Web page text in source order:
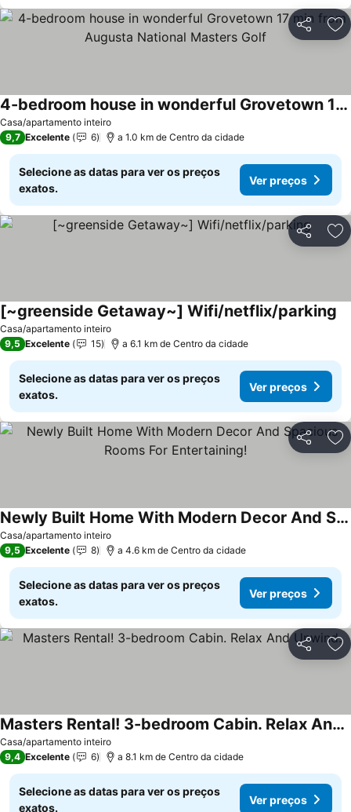
Partilhar
Casa/apartamento inteiro
4-bedroom house in wonderful Grovetown 17 min from Augusta National Masters Golf
9,7 Excelente 6 a 1.0 km de Centro da cidade
Selecione as datas para ver os preços
exatos.
Ver preços
Partilhar
Casa/apartamento inteiro
[~greenside Getaway~] Wifi/netflix/parking
9,5 Excelente 15 a 6.1 km de Centro da cidade
Selecione as datas para ver os preços
exatos.
Ver preços
Partilhar
Casa/apartamento inteiro
Newly Built Home With Modern Decor And Spacious Rooms For Entertaining!
9,5 Excelente 8 a 4.6 km de Centro da cidade
Selecione as datas para ver os preços
exatos.
Ver preços
Partilhar
Casa/apartamento inteiro
Masters Rental! 3-bedroom Cabin. Relax And Unwind.
9,4 Excelente 6 a 8.1 km de Centro da cidade
Selecione as datas para ver os preços
exatos.
Ver preços